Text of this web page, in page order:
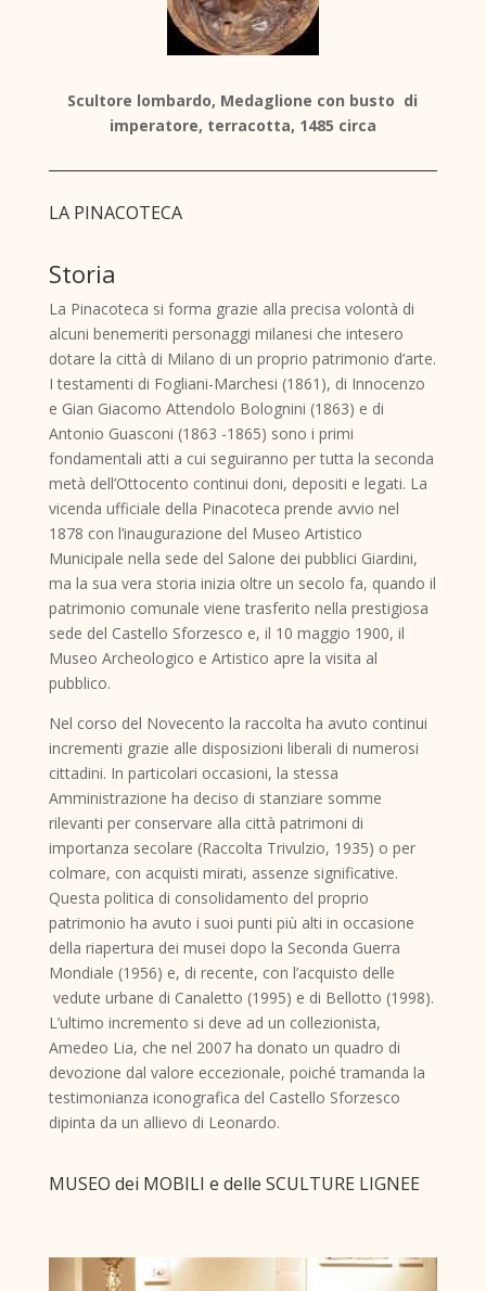
Scultore lombardo, Medaglione con busto di
imperatore, terracotta, 1485 circa
LA PINACOTECA
Storia
La Pinacoteca si forma grazie alla precisa volontà di
alcuni benemeriti personaggi milanesi che intesero
dotare la città di Milano di un proprio patrimonio d’arte.
I testamenti di Fogliani-Marchesi (1861), di Innocenzo
e Gian Giacomo Attendolo Bolognini (1863) e di
Antonio Guasconi (1863 -1865) sono i primi
fondamentali atti a cui seguiranno per tutta la seconda
metà dell’Ottocento continui doni, depositi e legati. La
vicenda ufficiale della Pinacoteca prende avvio nel
1878 con l’inaugurazione del Museo Artistico
Municipale nella sede del Salone dei pubblici Giardini,
ma la sua vera storia inizia oltre un secolo fa, quando il
patrimonio comunale viene trasferito nella prestigiosa
sede del Castello Sforzesco e, il 10 maggio 1900, il
Museo Archeologico e Artistico apre la visita al
pubblico.
Nel corso del Novecento la raccolta ha avuto continui
incrementi grazie alle disposizioni liberali di numerosi
cittadini. In particolari occasioni, la stessa
Amministrazione ha deciso di stanziare somme
rilevanti per conservare alla città patrimoni di
importanza secolare (Raccolta Trivulzio, 1935) o per
colmare, con acquisti mirati, assenze significative.
Questa politica di consolidamento del proprio
patrimonio ha avuto i suoi punti più alti in occasione
della riapertura dei musei dopo la Seconda Guerra
Mondiale (1956) e, di recente, con l’acquisto delle
vedute urbane di Canaletto (1995) e di Bellotto (1998).
L’ultimo incremento si deve ad un collezionista,
Amedeo Lia, che nel 2007 ha donato un quadro di
devozione dal valore eccezionale, poiché tramanda la
testimonianza iconografica del Castello Sforzesco
dipinta da un allievo di Leonardo.
MUSEO dei MOBILI e delle SCULTURE LIGNEE